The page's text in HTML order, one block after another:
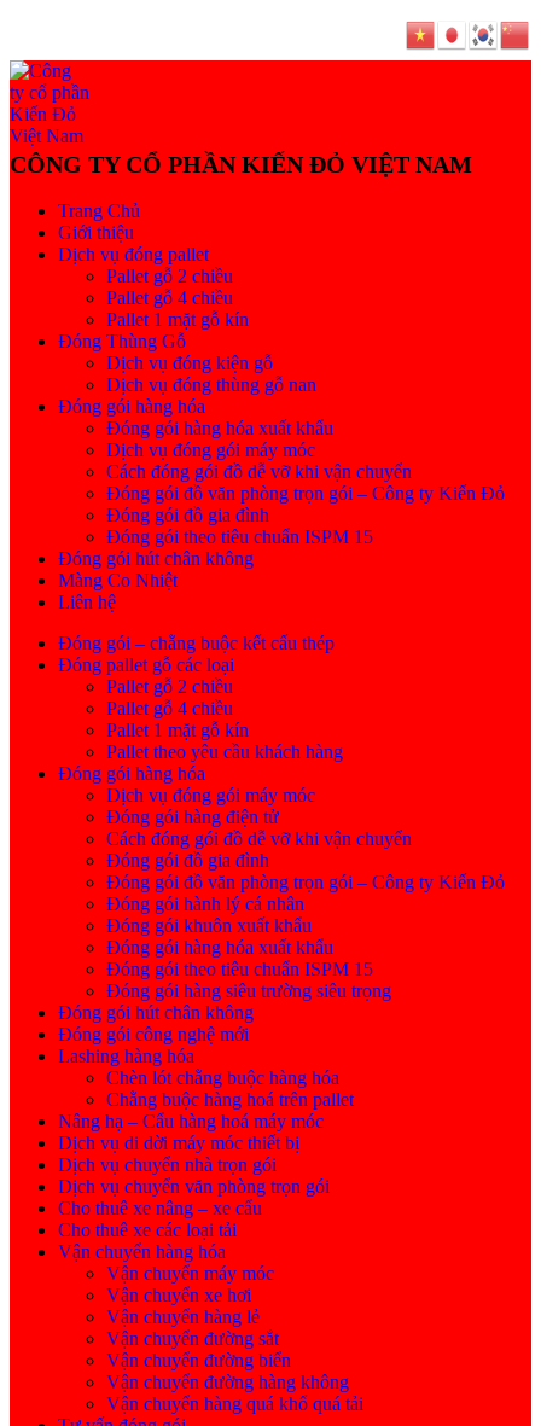
Trang Chủ
Giới thiệu
Dịch vụ đóng pallet
Pallet gỗ 2 chiều
Pallet gỗ 4 chiều
Pallet 1 mặt gỗ kín
Đóng Thùng Gỗ
Dịch vụ đóng kiện gỗ
Dịch vụ đóng thùng gỗ nan
Đóng gói hàng hóa
Đóng gói hàng hóa xuất khẩu
Dịch vụ đóng gói máy móc
Cách đóng gói đồ dễ vỡ khi vận chuyển
Đóng gói đồ văn phòng trọn gói – Công ty Kiến Đỏ
Đóng gói đồ gia đình
Đóng gói theo tiêu chuẩn ISPM 15
Đóng gói hút chân không
Màng Co Nhiệt
Liên hệ
Đóng gói – chằng buộc kết cấu thép
Đóng pallet gỗ các loại
Pallet gỗ 2 chiều
Pallet gỗ 4 chiều
Pallet 1 mặt gỗ kín
Pallet theo yêu cầu khách hàng
Đóng gói hàng hóa
Dịch vụ đóng gói máy móc
Đóng gói hàng điện tử
Cách đóng gói đồ dễ vỡ khi vận chuyển
Đóng gói đồ gia đình
Đóng gói đồ văn phòng trọn gói – Công ty Kiến Đỏ
Đóng gói hành lý cá nhân
Đóng gói khuôn xuất khẩu
Đóng gói hàng hóa xuất khẩu
Đóng gói theo tiêu chuẩn ISPM 15
Đóng gói hàng siêu trường siêu trọng
Đóng gói hút chân không
Đóng gói công nghệ mới
Lashing hàng hóa
Chèn lót chằng buộc hàng hóa
Chằng buộc hàng hoá trên pallet
Nâng hạ – Cẩu hàng hoá máy móc
Dịch vụ di dời máy móc thiết bị
Dịch vụ chuyển nhà trọn gói
Dịch vụ chuyển văn phòng trọn gói
Cho thuê xe nâng – xe cẩu
Cho thuê xe các loại tải
Vận chuyển hàng hóa
Vận chuyển máy móc
Vận chuyển xe hơi
Vận chuyển hàng lẻ
Vận chuyển đường sắt
Vận chuyển đường biển
Vận chuyển đường hàng không
Vận chuyển hàng quá khổ quá tải